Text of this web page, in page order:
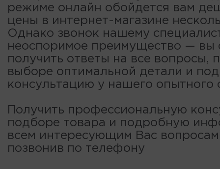
режиме онлайн обойдется вам
цены в интернет-магазине
Однако звонок нашему
неоспоримое преимущество — вы
получить ответы на все вопросы,
выборе оптимальной детали и
консультацию у нашего опытного
Получить профессиональную
подборе товара и подробную
всем интересующим Вас
позвонив по телефону